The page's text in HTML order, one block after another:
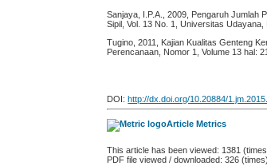
Sanjaya, I.P.A., 2009, Pengaruh Jumlah
Sipil, Vol. 13 No. 1, Universitas Udayana,
Tugino, 2011, Kajian Kualitas Genteng
Perencanaan, Nomor 1, Volume 13 hal:
DOI:http://dx.doi.org/10.20884/
Article Metrics
This article has been viewed: 1381
PDF file viewed / downloaded: 326 (times)